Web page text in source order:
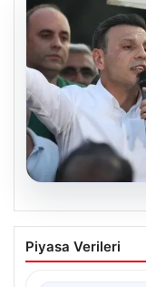
05.08.2026
Tuzla’da
yürüyüşü…
Piyasa Verileri